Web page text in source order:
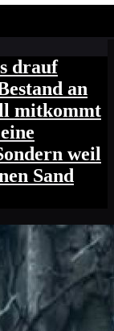
drauf
an
mitkommt
weil
Sand